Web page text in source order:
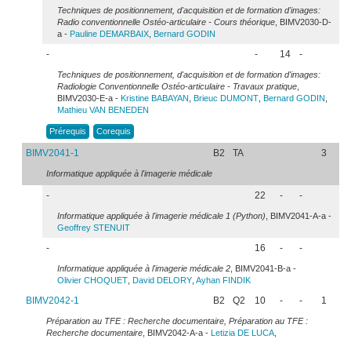
Techniques de positionnement, d'acquisition et de formation d'images:
Radio conventionnelle Ostéo-articulaire - Cours théorique , BIMV2030-D-
a - Pauline DEMARBAIX Bernard GODIN
- - 14 -
Techniques de positionnement, d'acquisition et de formation d'images:
Radiologie Conventionnelle Ostéo-articulaire - Travaux pratique
BIMV2030-E-a - Kristine BABAYAN Brieuc DUMONT Bernard GODIN
Mathieu VAN BENEDEN
Prérequis Corequis
BIMV2041-1 B2 TA 3
Informatique appliquée à l'imagerie médicale
- 22 - -
Informatique appliquée à l'imagerie médicale 1 (Python) , BIMV2041-A-a -
Geoffrey STENUIT
- 16 - -
Informatique appliquée à l'imagerie médicale 2 , BIMV2041-B-a -
Olivier CHOQUET David DELORY Ayhan FINDIK
BIMV2042-1 B2 Q2 10 - - 1
Préparation au TFE : Recherche documentaire, Préparation au TFE :
Recherche documentaire , BIMV2042-A-a - Letizia DE LUCA